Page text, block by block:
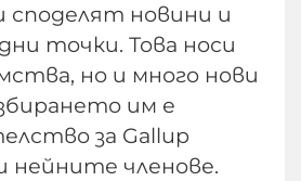
новини и
точки. Това носи
но и много нови
им е
за Gallup
нейните членове.